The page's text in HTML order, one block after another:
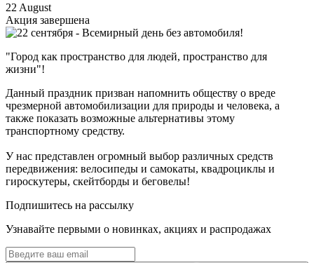
22 August
Акция завершена
"Город как пространство для людей, пространство для
жизни"!
Данный праздник призван напомнить обществу о вреде
чрезмерной автомобилизации для природы и человека, а
также показать возможные альтернативы этому
транспортному средству.
У нас представлен огромный выбор различных средств
передвижения: велосипеды и самокаты, квадроциклы и
гироскутеры, скейтборды и беговелы!
Подпишитесь на рассылку
Узнавайте первыми о новинках, акциях и распродажах